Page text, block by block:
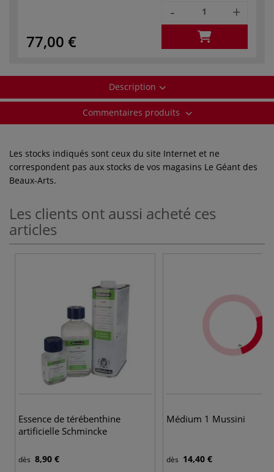
77,00 €
- +
Description
Commentaires produits
Les stocks indiqués sont ceux du site Internet et ne
correspondent pas aux stocks de vos magasins Le Géant des
Beaux-Arts.
Les clients ont aussi acheté ces
articles
Essence de térébenthine
artificielle Schmincke
dès 8,90 €
Médium 1 Mussini
dès 14,40 €